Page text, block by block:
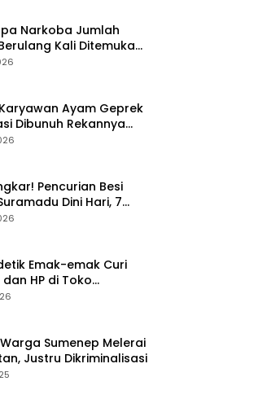
Narkoba Jumlah
Kali Ditemukan
Kepulauan
Ayam Geprek
Dibunuh Rekannya
Diajak Merampok
Pencurian Besi
Dini Hari, 7
Polisi
Emak-emak Curi
HP di Toko
Aksi Terekam CCTV
Sumenep Melerai
Justru Dikriminalisasi